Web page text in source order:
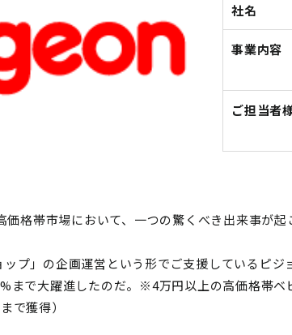
社名
事業内容
ご担当者
格帯市場において、一つの驚くべき出来事が起
プ」の企画運営という形でご支援しているピ
まで大躍進したのだ。※4万円以上の高価格帯ベ
で獲得）